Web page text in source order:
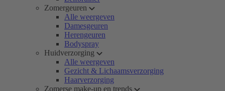
Zomergeuren
Alle weergeven
Damesgeuren
Herengeuren
Bodyspray
Huidverzorging
Alle weergeven
Gezicht & Lichaamsverzorging
Haarverzorging
Zomerse make-up en trends